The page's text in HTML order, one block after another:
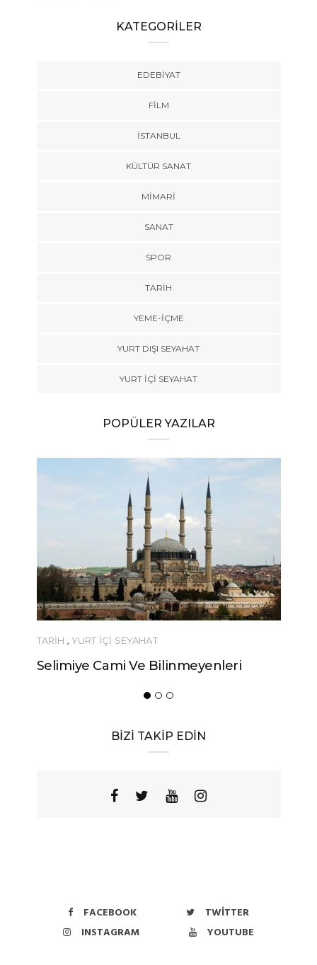
KATEGORİLER
EDEBIYAT
FILM
İSTANBUL
KÜLTÜR SANAT
MIMARI
SANAT
SPOR
TARİH
YEME-İÇME
YURT DIŞI SEYAHAT
YURT İÇİ SEYAHAT
POPÜLER YAZILAR
TARİH , YURT İÇİ SEYAHAT
Selimiye Cami Ve Bilinmeyenleri
BİZİ TAKİP EDİN
FACEBOOK
TWITTER
INSTAGRAM
YOUTUBE